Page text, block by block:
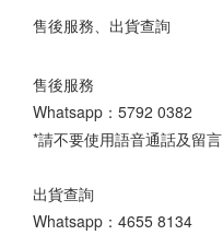
售後服務、出貨查詢
售後服務
Whatsapp： 5792 0382
*請不要使用語音通話及留言
出貨查詢
Whatsapp： 4655 8134